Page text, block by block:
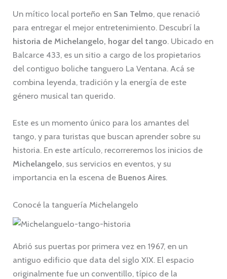
Un mítico local porteño en San Telmo, que renació
para entregar el mejor entretenimiento. Descubrí la
historia de Michelangelo, hogar del tango. Ubicado en
Balcarce 433, es un sitio a cargo de los propietarios
del contiguo boliche tanguero La Ventana. Acá se
combina leyenda, tradición y la energía de este
género musical tan querido.
Este es un momento único para los amantes del
tango, y para turistas que buscan aprender sobre su
historia. En este artículo, recorreremos los inicios de
Michelangelo, sus servicios en eventos, y su
importancia en la escena de Buenos Aires.
Conocé la tanguería Michelangelo
Abrió sus puertas por primera vez en 1967, en un
antiguo edificio que data del siglo XIX. El espacio
originalmente fue un conventillo, típico de la